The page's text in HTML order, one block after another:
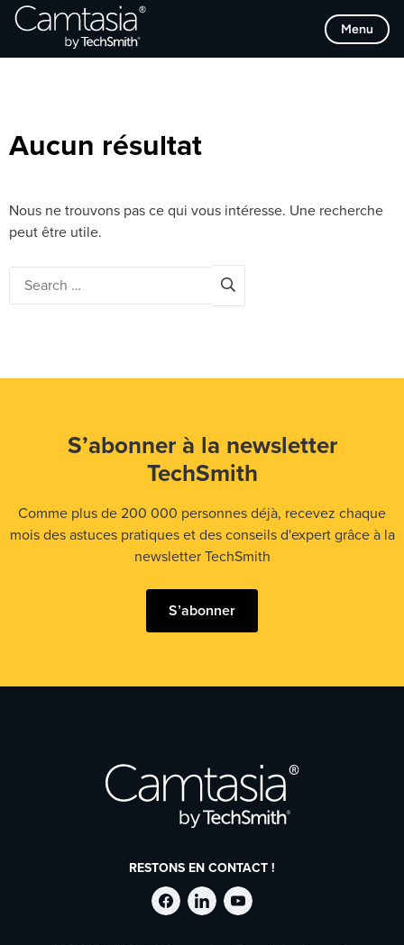
Passer
directement
Menu
Browse Categories
Aucun résultat
Nous ne trouvons pas ce qui vous intéresse. Une recherche
peut être utile.
S’abonner à la newsletter
TechSmith
Comme plus de 200 000 personnes déjà, recevez chaque
mois des astuces pratiques et des conseils d'expert grâce à la
newsletter TechSmith
S’abonner
RESTONS EN CONTACT !
Suivre
SuivreSuivre